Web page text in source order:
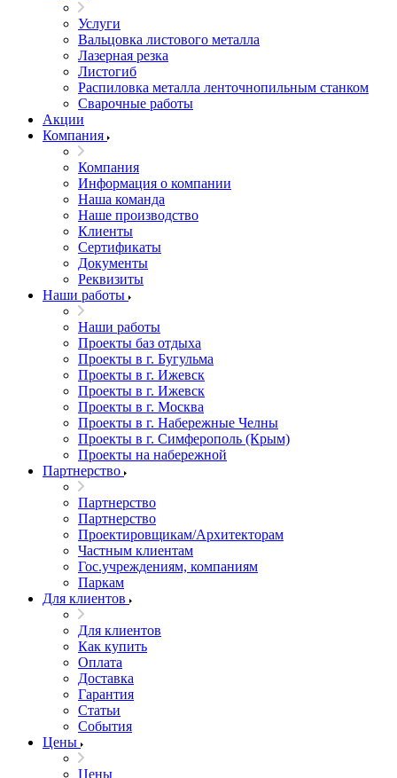
Услуги
Вальцовка листового металла
Лазерная резка
Листогиб
Распиловка металла ленточнопильным станком
Сварочные работы
Акции
Компания
Компания
Информация о компании
Наша команда
Наше производство
Клиенты
Сертификаты
Документы
Реквизиты
Наши работы
Наши работы
Проекты баз отдыха
Проекты в г. Бугульма
Проекты в г. Ижевск
Проекты в г. Ижевск
Проекты в г. Москва
Проекты в г. Набережные Челны
Проекты в г. Симферополь (Крым)
Проекты на набережной
Партнерство
Партнерство
Партнерство
Проектировщикам/Архитекторам
Частным клиентам
Гос.учреждениям, компаниям
Паркам
Для клиентов
Для клиентов
Как купить
Оплата
Доставка
Гарантия
Статьи
События
Цены
Цены